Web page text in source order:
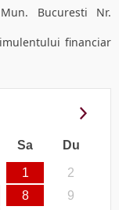
Bucuresti Nr.
financiar
Sa Du
1
2
8
9